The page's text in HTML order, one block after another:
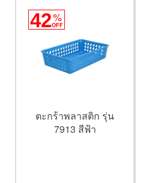
42%
OFF
ตะกร้าพลาสติก รุ่น
7913 สีฟ้า